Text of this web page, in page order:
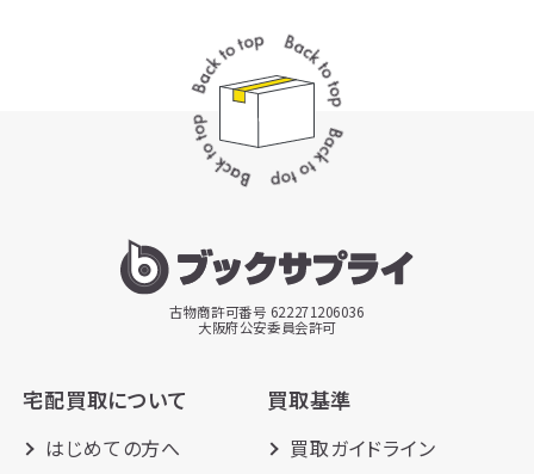
古物商許可番号 622271206036
大阪府公安委員会許可
宅配買取について
はじめての方へ
買取基準
買取ガイドライン